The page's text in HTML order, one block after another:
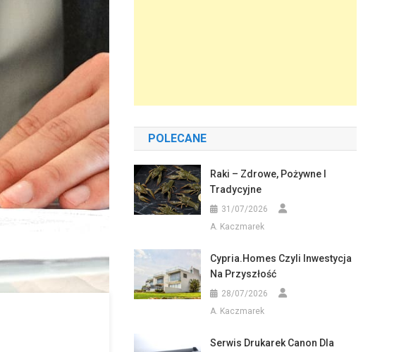
POLECANE
Raki – Zdrowe, Pożywne I
Tradycyjne
31/07/2026
A. Kaczmarek
Cypria.homes Czyli Inwestycja
Na Przyszłość
28/07/2026
A. Kaczmarek
Serwis Drukarek Canon Dla